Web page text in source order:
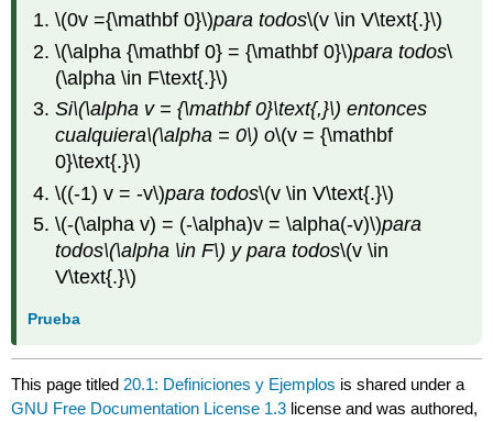
\(0v ={\mathbf 0}\)para todos\(v \in V\text{.}\)
\(\alpha {\mathbf 0} = {\mathbf 0}\)para todos\
(\alpha \in F\text{.}\)
Si\(\alpha v = {\mathbf 0}\text{,}\) entonces
cualquiera\(\alpha = 0\) o\(v = {\mathbf
0}\text{.}\)
\((-1) v = -v\)para todos\(v \in V\text{.}\)
\(-(\alpha v) = (-\alpha)v = \alpha(-v)\)para
todos\(\alpha \in F\) y para todos\(v \in
V\text{.}\)
Prueba
This page titled 20.1: Definiciones y Ejemplos is shared under a
GNU Free Documentation License 1.3 license and was authored,